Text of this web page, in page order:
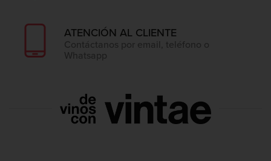
ATENCIÓN AL CLIENTE
Contáctanos por email, teléfono o
Whatsapp